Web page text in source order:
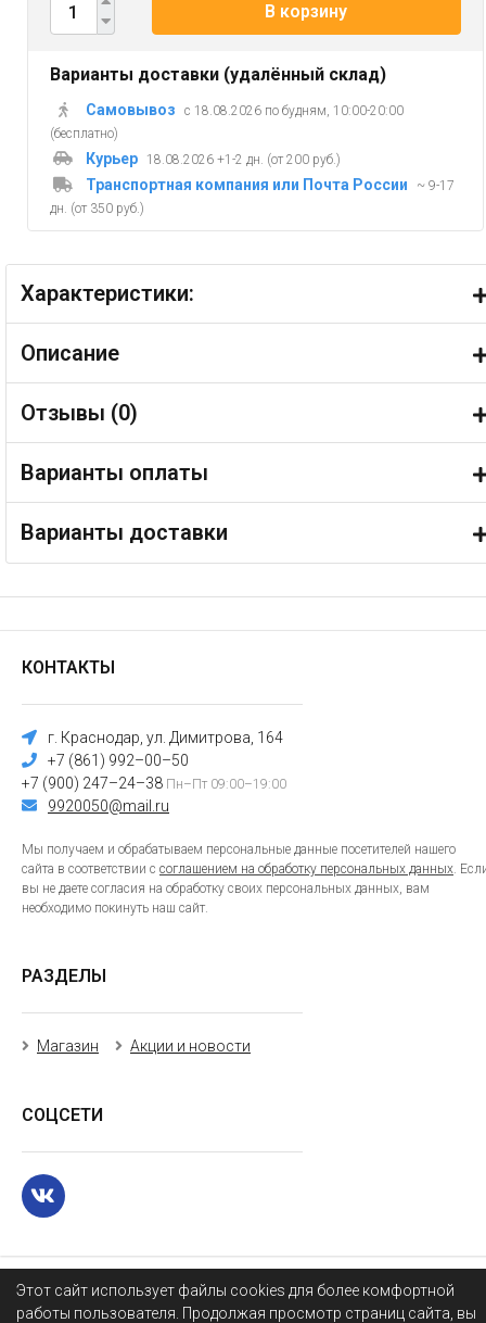
Этот сайт использует файлы cookies для более комфортной
работы пользователя. Продолжая просмотр страниц сайта, вы
В корзину
Варианты доставки (удалённый склад)
Самовывоз
с 18.08.2026 по будням, 10:00-20:00
(бесплатно)
Курьер 18.08.2026 +1-2 дн. (от 200 руб.)
Транспортная компания или Почта России
~ 9-17
дн. (от 350 руб.)
Характеристики:
Описание
Отзывы (0)
Варианты оплаты
Варианты доставки
КОНТАКТЫ
г. Краснодар, ул. Димитрова, 164
+7 (861) 992–00–50
+7 (900) 247–24–38 Пн–Пт 09:00–19:00
9920050@mail.ru
Мы получаем и обрабатываем персональные данные посетителей нашего
сайта в соответствии с соглашением на обработку персональных данных.
вы не даете согласия на обработку своих персональных данных, вам
необходимо покинуть наш сайт.
РАЗДЕЛЫ
Магазин Акции и новости
СОЦСЕТИ